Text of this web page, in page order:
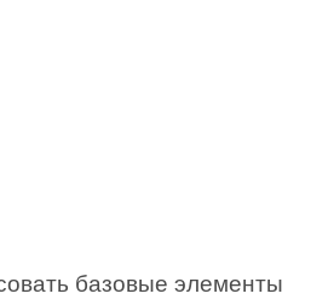
базовые элементы